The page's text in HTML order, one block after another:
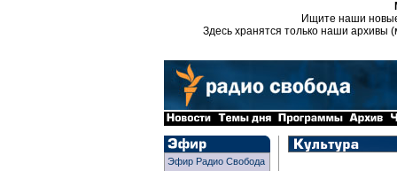
Ищите наши
Здесь хранятся только наши архивы
Эфир Радио Свобода